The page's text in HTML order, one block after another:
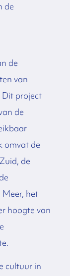
de
de
van
Dit project
de
omvat de
de
het
hoogte van
cultuur in